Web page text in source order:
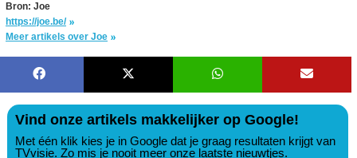
Bron: Joe
https://joe.be/
Meer artikels over Joe
Vind onze artikels makkelijker op Google!
Met één klik kies je in Google dat je graag resultaten krijgt van
TVvisie. Zo mis je nooit meer onze laatste nieuwtjes.